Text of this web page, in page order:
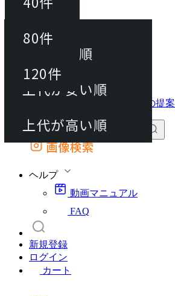
動画マニュアル
FAQ
カート
外部サイトの商品をカートに追加
画像検索
ヘルプ
動画マニュアル
FAQ
新規登録
ログイン
カート
40件
80件
並び替え
おすすめ順
上代が安い順
上代が高い順
80件
120件